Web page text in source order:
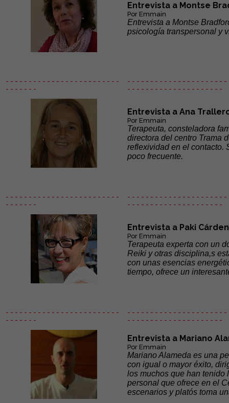
Entrevista a Montse
Por Emmain
Entrevista a Montse
psicología transpersonal y
- - - - - - - - - - - - - - - - - - - - - - - - -
- - - - - - -
- - - - - - - - - - - - - - - - - - - - -
- - - - - - - - - - - - - - - - - - - - -
Entrevista a Ana
Por Emmain
Terapeuta, consteladora
directora del centro Trama
reflexividad en el contacto.
poco frecuente.
- - - - - - - - - - - - - - - - - - - - - - - - -
- - - - - - -
- - - - - - - - - - - - - - - - - - - - -
- - - - - - - - - - - - - - - - - - - - -
Entrevista a Paki
Por Emmain
Terapeuta experta con un
Reiki y otras disciplina,s
con unas esencias
tiempo, ofrece un
- - - - - - - - - - - - - - - - - - - - - - - - -
- - - - - - -
- - - - - - - - - - - - - - - - - - - - -
- - - - - - - - - - - - - - - - - - - - -
Entrevista a Mariano
Por Emmain
Mariano Alameda es una
con igual o mayor éxito,
los muchos que han tenido
personal que ofrece en el
escenarios y platós toma